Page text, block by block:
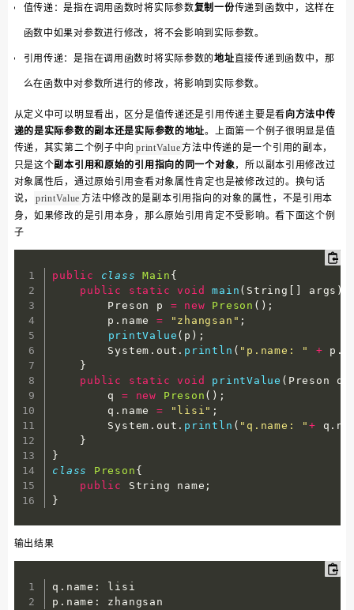
值传递：是指在调用函数时将实际参数复制一份传递到函数中，这样在
函数中如果对参数进行修改，将不会影响到实际参数。
引用传递：是指在调用函数时将实际参数的地址直接传递到函数中，那
么在函数中对参数所进行的修改，将影响到实际参数。
从定义中可以明显看出，区分是值传递还是引用传递主要是看向方法中传
递的是实际参数的副本还是实际参数的地址。上面第一个例子很明显是值
传递，其实第二个例子中向 printValue方法中传递的是一个引用的副本，
只是这个副本引用和原始的引用指向的同一个对象，所以副本引用修改过
对象属性后，通过原始引用查看对象属性肯定也是被修改过的。换句话
说，
printValue 方法中修改的是副本引用指向的对象的属性，不是引用本
身，如果修改的是引用本身，那么原始引用肯定不受影响。看下面这个例
子
public class Main {
public
static void main ( String [ ] args )
        Preson p
= new Preson ( ) ;
        p
. name = "zhangsan" ;
printValue ( p ) ;
        System
. out . println ( "p.name: " + p .
}
public
static void printValue ( Preson q
        q
= new Preson ( ) ;
        q
. name = "lisi" ;
        System
. out . println ( "q.name: "+ q .
}
}
class
Preson {
public
String name ;
}
输出结果
q . name :
lisi
p . name : zhangsan